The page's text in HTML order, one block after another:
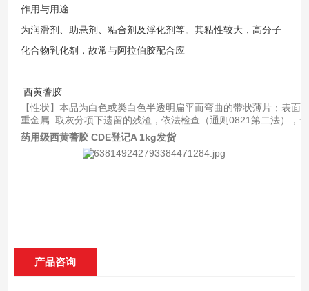
作用与用途
为润滑剂、 助悬剂
、粘合剂及浮化剂等。其粘性较大，高分子
化合物乳化剂，故常与阿拉伯胶配合应
西黄蓍胶
【性状】本品为白色或类白色半透明扁平而弯曲的带状薄片；表
重金属  取灰分项下遗留的残渣，依法检查（通则0821第二法）
药用级西黄蓍胶 CDE登记A 1kg发货
产品咨询